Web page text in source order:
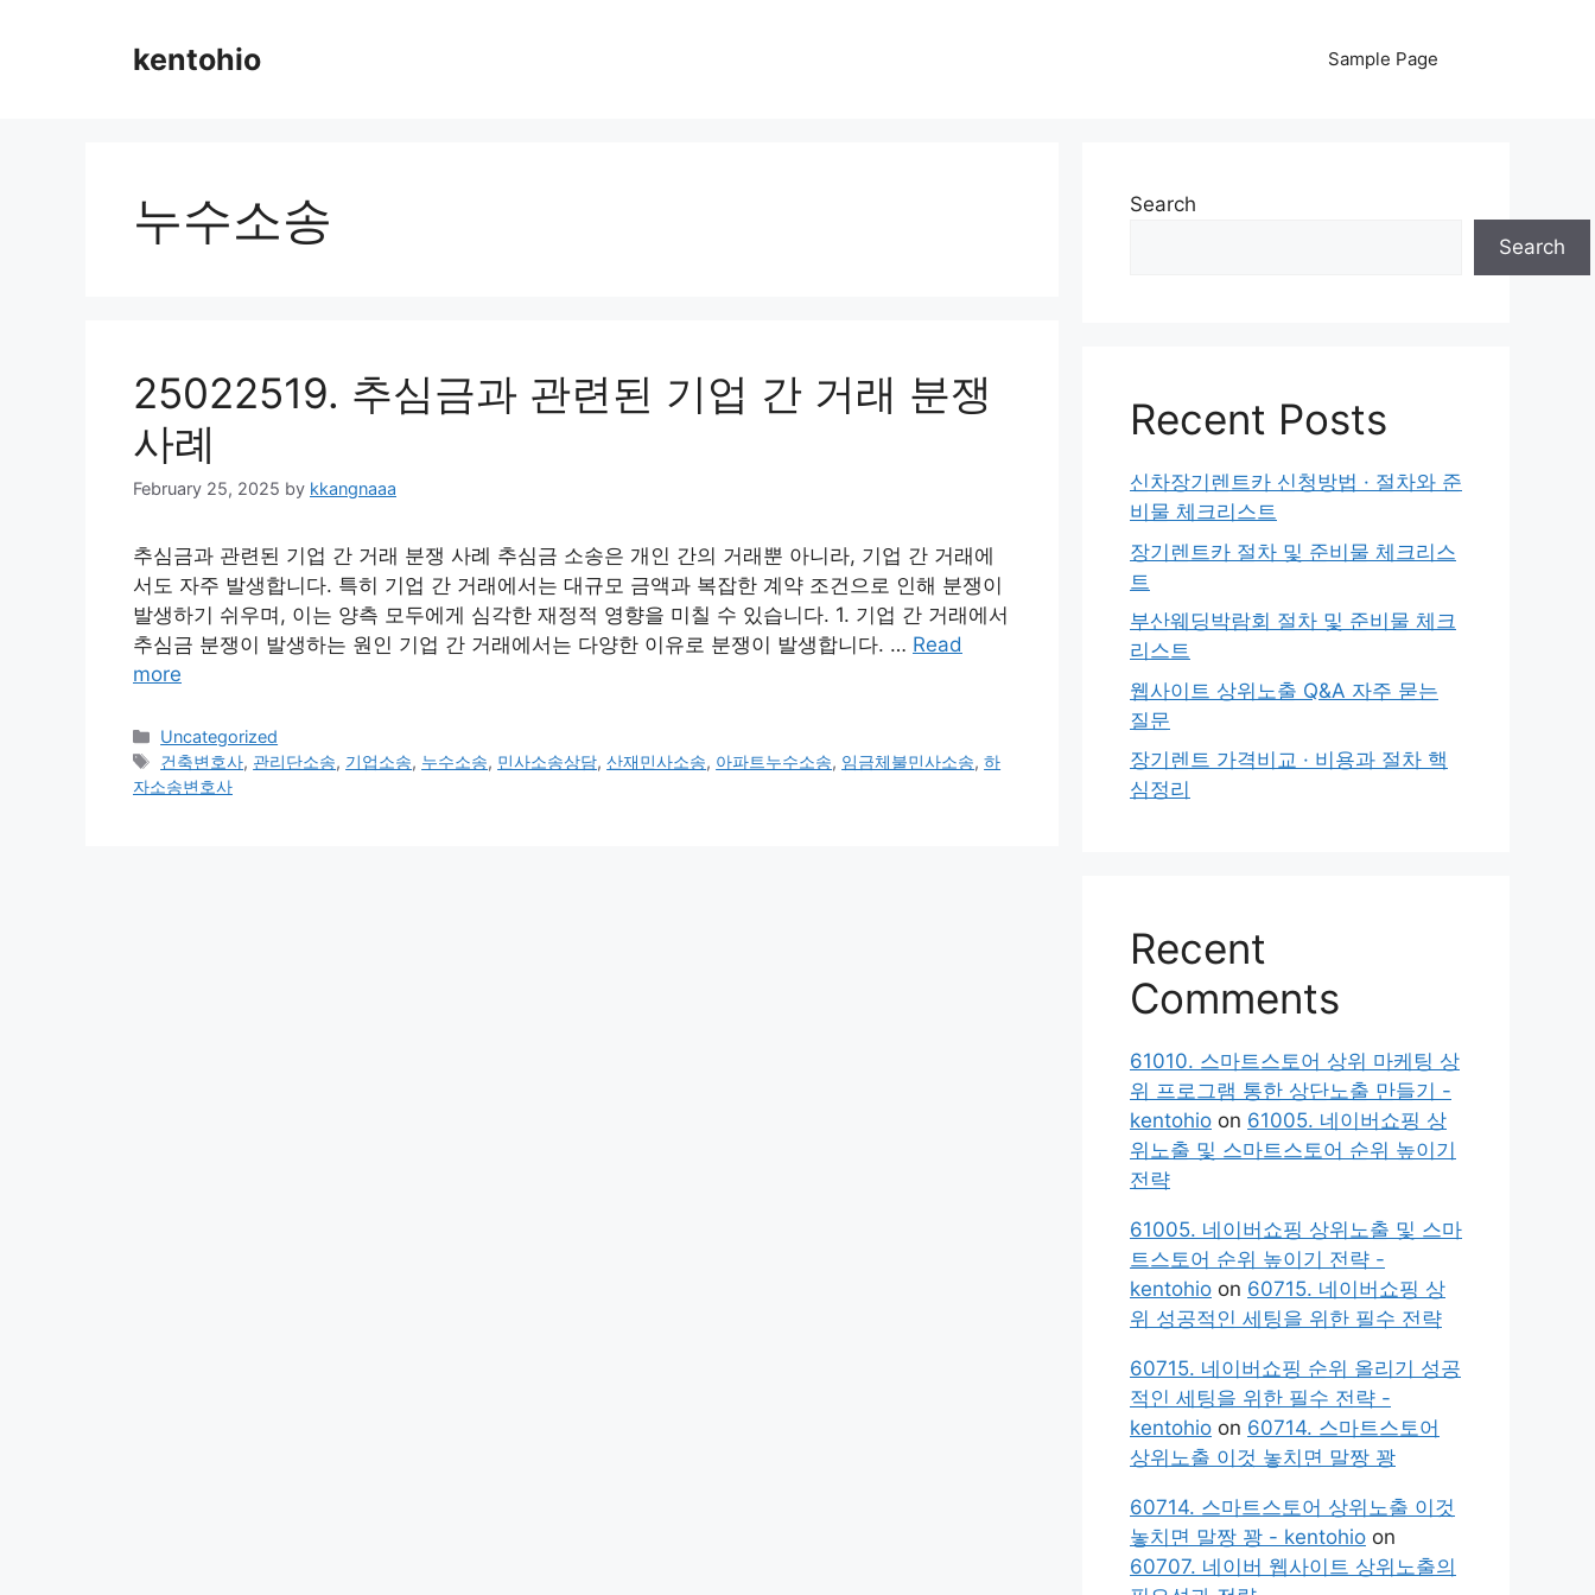
kentohio Sample Page
누수소송
25022519. 추심금과 관련된 기업 간 거래 분쟁
사례
February 25, 2025 by kkangnaaa
추심금과 관련된 기업 간 거래 분쟁 사례 추심금 소송은 개인 간의 거래뿐 아니라, 기업 간 거래에
서도 자주 발생합니다. 특히 기업 간 거래에서는 대규모 금액과 복잡한 계약 조건으로 인해 분쟁이
발생하기 쉬우며, 이는 양측 모두에게 심각한 재정적 영향을 미칠 수 있습니다. 1. 기업 간 거래에서
추심금 분쟁이 발생하는 원인 기업 간 거래에서는 다양한 이유로 분쟁이 발생합니다. … Read
more
Categories
Uncategorized
Tags
건축변호사, 관리단소송, 기업소송, 누수소송, 민사소송상담,산재민사소송, 아파트누수소송, 임금체불민사소송,하
자소송변호사
Search
Search
Recent Posts
신차장기렌트카 신청방법 · 절차와 준
비물 체크리스트
장기렌트카 절차 및 준비물 체크리스
트
부산웨딩박람회 절차 및 준비물 체크
리스트
웹사이트 상위노출 Q&A 자주 묻는
질문
장기렌트 가격비교 · 비용과 절차 핵
심정리
Recent
Comments
61010. 스마트스토어 상위 마케팅 상
위 프로그램 통한 상단노출 만들기 -
kentohio on 61005. 네이버쇼핑 상
위노출 및 스마트스토어 순위 높이기
전략
61005. 네이버쇼핑 상위노출 및 스마
트스토어 순위 높이기 전략 -
kentohio on 60715. 네이버쇼핑 상
위 성공적인 세팅을 위한 필수 전략
60715. 네이버쇼핑 순위 올리기 성공
적인 세팅을 위한 필수 전략 -
kentohio on 60714. 스마트스토어
상위노출 이것 놓치면 말짱 꽝
60714. 스마트스토어 상위노출 이것
놓치면 말짱 꽝 - kentohio on
60707. 네이버 웹사이트 상위노출의